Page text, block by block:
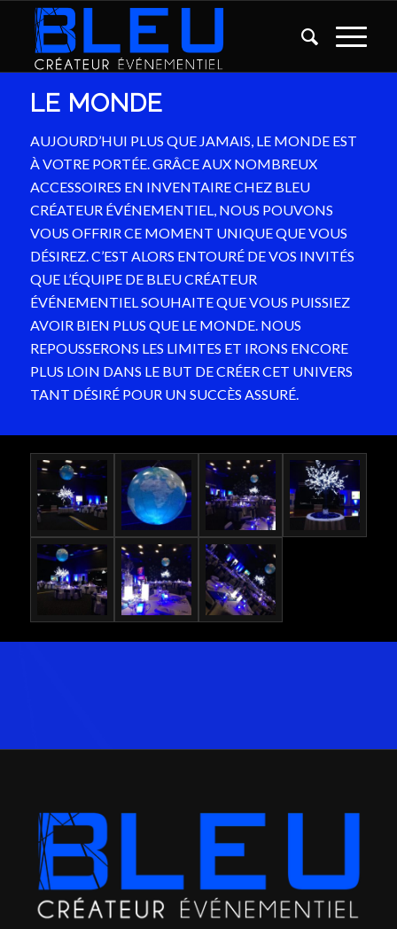
LE MONDE
AUJOURD’HUI PLUS QUE JAMAIS, LE MONDE EST
À VOTRE PORTÉE. GRÂCE AUX NOMBREUX
ACCESSOIRES EN INVENTAIRE CHEZ BLEU
CRÉATEUR ÉVÉNEMENTIEL, NOUS POUVONS
VOUS OFFRIR CE MOMENT UNIQUE QUE VOUS
DÉSIREZ. C’EST ALORS ENTOURÉ DE VOS INVITÉS
QUE L’ÉQUIPE DE BLEU CRÉATEUR
ÉVÉNEMENTIEL SOUHAITE QUE VOUS PUISSIEZ
AVOIR BIEN PLUS QUE LE MONDE. NOUS
REPOUSSERONS LES LIMITES ET IRONS ENCORE
PLUS LOIN DANS LE BUT DE CRÉER CET UNIVERS
TANT DÉSIRÉ POUR UN SUCCÈS ASSURÉ.